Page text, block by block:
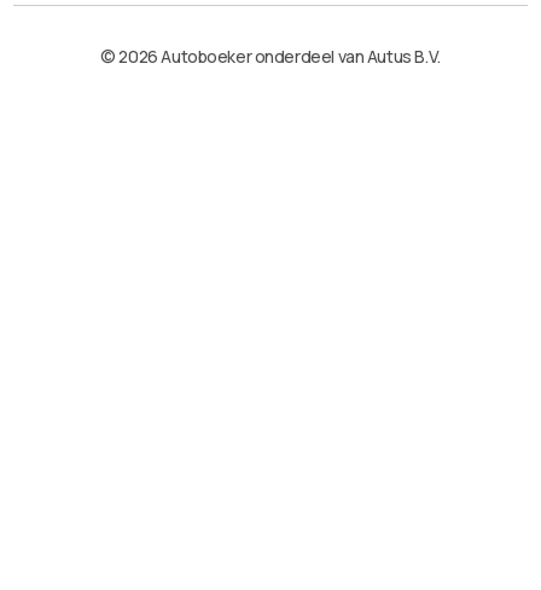
© 2026 Autoboeker onderdeel van Autus B.V.